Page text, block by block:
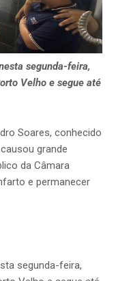
segunda-feira,
Velho e segue até
Soares, conhecido
grande
da Câmara
e permanecer
segunda-feira,